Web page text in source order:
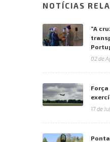
NOTÍCIAS
“A
02 de
17 de